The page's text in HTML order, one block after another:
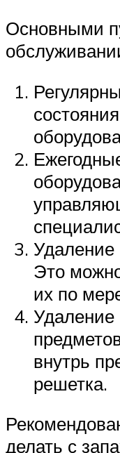
Основными
Это
их по
Удаление
внутрь
решетка.
делать с